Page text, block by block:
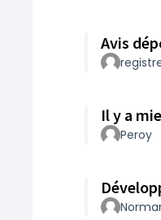
Avis
Il y a
Peroy